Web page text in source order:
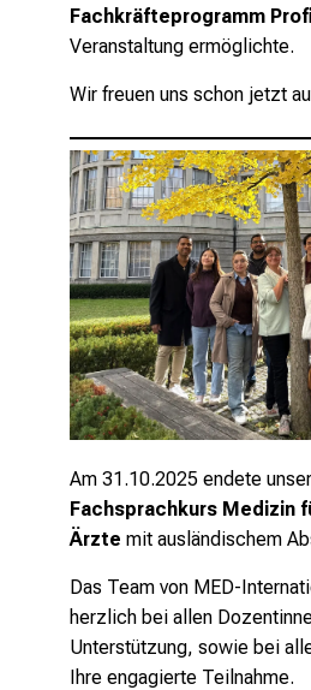
Fachkräfteprogramm
Veranstaltung ermöglichte.
Wir freuen uns schon jetzt
Am 31.10.2025 endete unser
Fachsprachkurs Medizin
Ärzte mit ausländischem
Das Team von MED-
herzlich bei allen
Unterstützung, sowie bei
Ihre engagierte Teilnahme.